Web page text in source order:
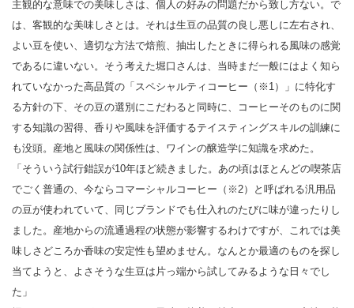
主観的な意味での美味しさは、個人の好みの問題だから致し方ない。で
は、客観的な美味しさとは。それは生豆の品質の良し悪しに左右され、
よい豆を使い、適切な方法で焙煎、抽出したときに得られる風味の感覚
であるに違いない。そう考えた堀口さんは、当時まだ一般にはよく知ら
れていなかった高品質の「スペシャルティコーヒー（※1）」に特化す
る方針の下、その豆の選別にこだわると同時に、コーヒーそのものに関
する知識の習得、香りや風味を評価するテイスティングスキルの訓練に
も没頭。産地と風味の関係性は、ワインの醸造学に知識を求めた。
「そういう試行錯誤が10年ほど続きました。あの頃はほとんどの喫茶店
でごく普通の、今ならコマーシャルコーヒー（※2）と呼ばれる汎用品
の豆が使われていて、同じブランドでも仕入れのたびに味が違ったりし
ました。産地からの流通過程の状態が影響するわけですが、これでは美
味しさどころか香味の安定性も望めません。なんとか最適のものを探し
当てようと、よさそうな生豆は片っ端から試してみるような日々でし
た」